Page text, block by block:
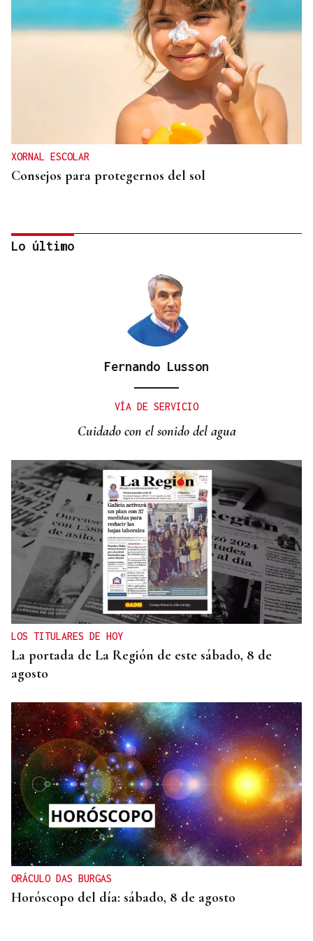
XORNAL ESCOLAR
Consejos para protegernos del sol
Lo último
Fernando Lusson
VÍA DE SERVICIO
Cuidado con el sonido del agua
LOS TITULARES DE HOY
La portada de La Región de este sábado, 8 de
agosto
ORÁCULO DAS BURGAS
Horóscopo del día: sábado, 8 de agosto